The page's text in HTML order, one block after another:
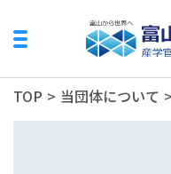
TOP > 当団体について >